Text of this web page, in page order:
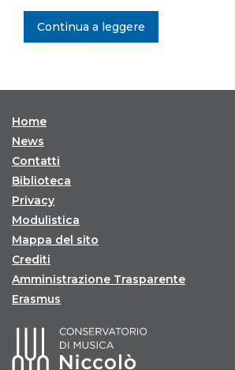
Continua a leggere
Home
News
Contatti
Biblioteca
Privacy
Modulistica
Mappa del sito
Crediti
Amministrazione Trasparente
Erasmus